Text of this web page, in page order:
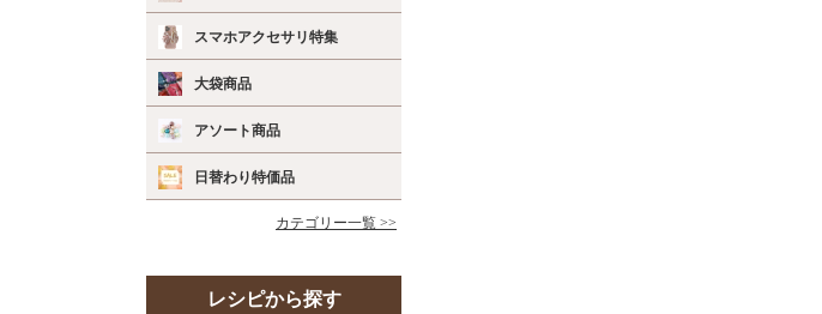
スマホアクセサリ特集
大袋商品
アソート商品
日替わり特価品
カテゴリー一覧 >>
レシピから探す